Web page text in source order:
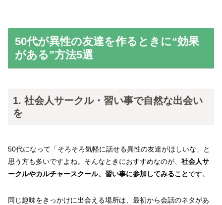
50代が異性の友達を作るときに“効果
がある”方法5選
1. 社会人サークル・習い事で自然な出会い
を
50代になって「そろそろ気軽に話せる異性の友達がほしいな」と
思う方も多いですよね。そんなときにおすすめなのが、 社会人サ
ークルやカルチャースクール、習い事に参加してみることです。
同じ趣味をきっかけに出会える場所は、最初から会話のネタがあ